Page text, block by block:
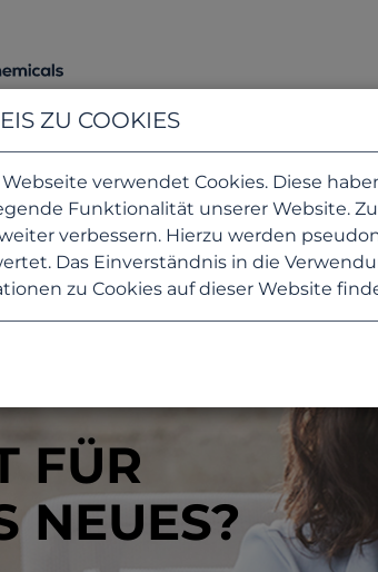
FÜR
NEUES?
ZU COOKIES
verwendet Cookies. Diese
Funktionalität unserer Website.
verbessern. Hierzu werden
Das Einverständnis in die
zu Cookies auf dieser Website